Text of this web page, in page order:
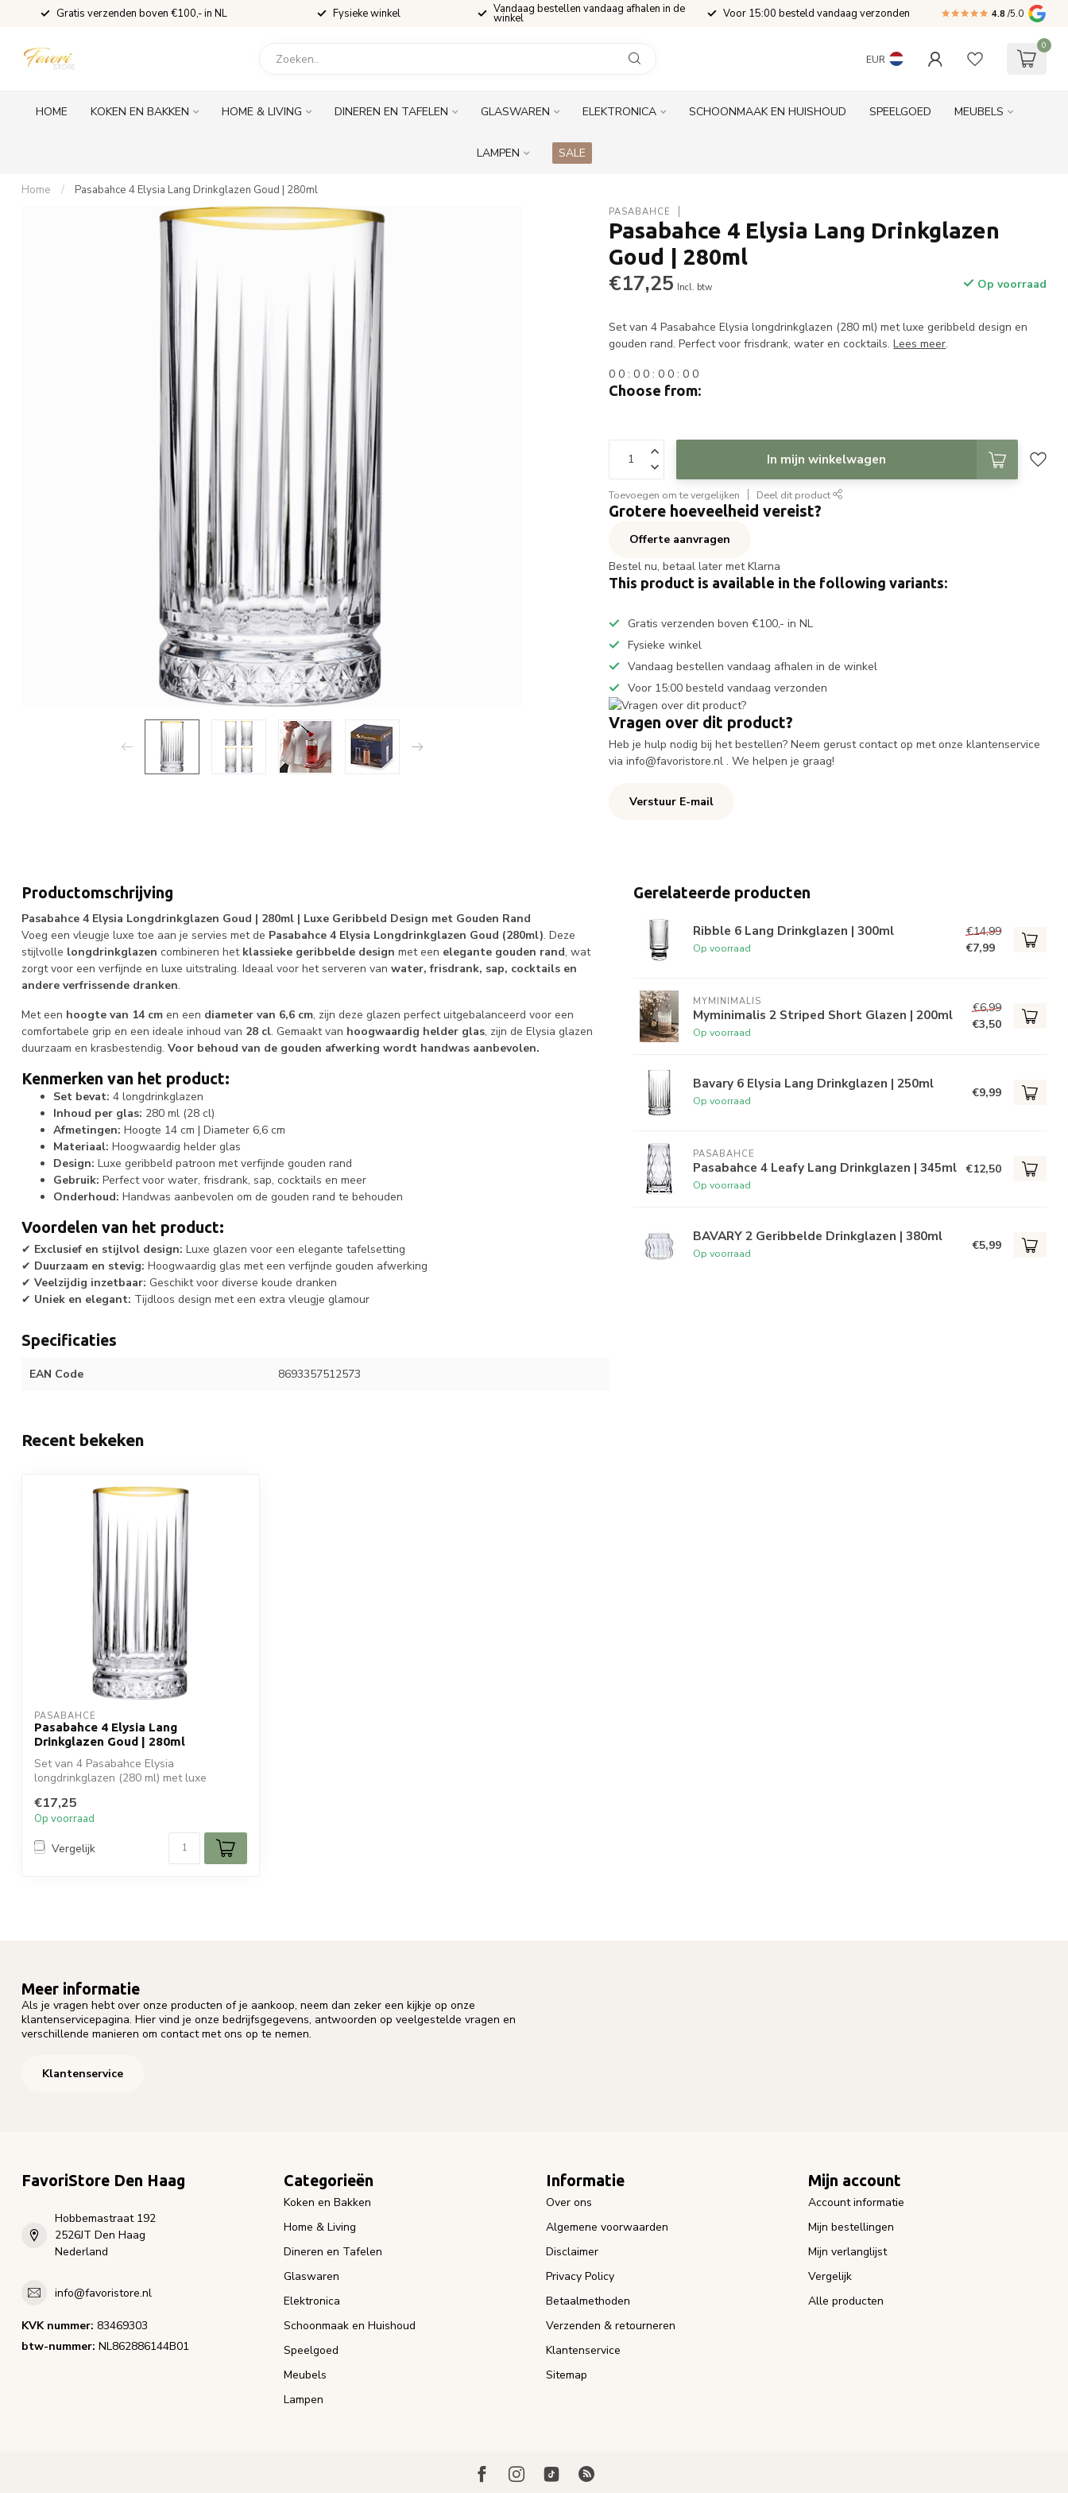
Gratis verzenden boven €100,- in NL Fysieke winkel Vandaag bestellen vandaag afhalen in de
winkel Voor 15:00 besteld vandaag verzonden 4.8 /5.0
EUR
0
HOME KOKEN EN BAKKEN HOME & LIVING DINEREN EN TAFELEN GLASWAREN ELEKTRONICA SCHOONMAAK EN HUISHOUD SPEELGOED MEUBELS
LAMPEN SALE
Home / Pasabahce 4 Elysia Lang Drinkglazen Goud | 280ml
PASABAHCE
Pasabahce 4 Elysia Lang Drinkglazen
Goud | 280ml
€17,25 Incl. btw Op voorraad
Set van 4 Pasabahce Elysia longdrinkglazen (280 ml) met luxe geribbeld design en
gouden rand. Perfect voor frisdrank, water en cocktails.Lees meer.
0 0 :0 0 :0 0 :0 0
Choose from:
In mijn winkelwagen
Toevoegen om te vergelijken Deel dit product
Grotere hoeveelheid vereist?
Offerte aanvragen
Bestel nu, betaal later met Klarna
This product is available in the following variants:
Gratis verzenden boven €100,- in NL
Fysieke winkel
Vandaag bestellen vandaag afhalen in de winkel
Voor 15:00 besteld vandaag verzonden
Vragen over dit product?
Heb je hulp nodig bij het bestellen? Neem gerust contact op met onze klantenservice
viainfo@favoristore.nl . We helpen je graag!
Verstuur E-mail
Productomschrijving
Pasabahce 4 Elysia Longdrinkglazen Goud | 280ml | Luxe Geribbeld Design met Gouden Rand
Voeg een vleugje luxe toe aan je servies met de Pasabahce 4 Elysia Longdrinkglazen Goud (280ml). Deze
stijlvolle longdrinkglazen combineren het klassieke geribbelde design met een elegante gouden rand, wat
zorgt voor een verfijnde en luxe uitstraling. Ideaal voor het serveren van water, frisdrank, sap, cocktails en
andere verfrissende dranken.
Met een hoogte van 14 cm en een diameter van 6,6 cm, zijn deze glazen perfect uitgebalanceerd voor een
comfortabele grip en een ideale inhoud van 28 cl. Gemaakt van hoogwaardig helder glas, zijn de Elysia glazen
duurzaam en krasbestendig. Voor behoud van de gouden afwerking wordt handwas aanbevolen.
Kenmerken van het product:
Set bevat: 4 longdrinkglazen
Inhoud per glas: 280 ml (28 cl)
Afmetingen: Hoogte 14 cm | Diameter 6,6 cm
Materiaal: Hoogwaardig helder glas
Design: Luxe geribbeld patroon met verfijnde gouden rand
Gebruik: Perfect voor water, frisdrank, sap, cocktails en meer
Onderhoud: Handwas aanbevolen om de gouden rand te behouden
Voordelen van het product:
✔ Exclusief en stijlvol design: Luxe glazen voor een elegante tafelsetting
✔ Duurzaam en stevig: Hoogwaardig glas met een verfijnde gouden afwerking
✔ Veelzijdig inzetbaar: Geschikt voor diverse koude dranken
✔ Uniek en elegant: Tijdloos design met een extra vleugje glamour
Specificaties
EAN Code 8693357512573
Gerelateerde producten
Ribble 6 Lang Drinkglazen | 300ml
Op voorraad
€14,99
€7,99
MYMINIMALIS
Myminimalis 2 Striped Short Glazen | 200ml
Op voorraad
€6,99
€3,50
Bavary 6 Elysia Lang Drinkglazen | 250ml
Op voorraad
€9,99
PASABAHCE
Pasabahce 4 Leafy Lang Drinkglazen | 345ml
Op voorraad
€12,50
BAVARY 2 Geribbelde Drinkglazen | 380ml
Op voorraad
€5,99
Recent bekeken
PASABAHCE
Pasabahce 4 Elysia Lang
Drinkglazen Goud | 280ml
Set van 4 Pasabahce Elysia
longdrinkglazen (280 ml) met luxe
€17,25
Op voorraad
Vergelijk
Meer informatie
Als je vragen hebt over onze producten of je aankoop, neem dan zeker een kijkje op onze
klantenservicepagina. Hier vind je onze bedrijfsgegevens, antwoorden op veelgestelde vragen en
verschillende manieren om contact met ons op te nemen.
Klantenservice
FavoriStore Den Haag
Hobbemastraat 192
2526JT Den Haag
Nederland
info@favoristore.nl
KVK nummer: 83469303
btw-nummer: NL862886144B01
Categorieën
Koken en Bakken
Home & Living
Dineren en Tafelen
Glaswaren
Elektronica
Schoonmaak en Huishoud
Speelgoed
Meubels
Lampen
Informatie
Over ons
Algemene voorwaarden
Disclaimer
Privacy Policy
Betaalmethoden
Verzenden & retourneren
Klantenservice
Sitemap
Mijn account
Account informatie
Mijn bestellingen
Mijn verlanglijst
Vergelijk
Alle producten